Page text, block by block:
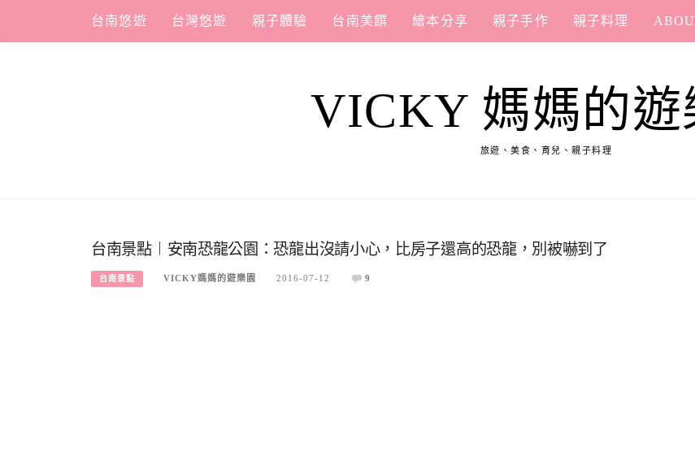
content
台南悠遊 台灣悠遊 親子體驗 台南美饌 繪本分享 親子手作 親子料理
VICKY 媽媽的遊
旅遊、美食、育兒、親子料理
台南景點︱安南恐龍公園：恐龍出沒請小心，比房子還高的恐龍，別被嚇到了
台南景點 VICKY媽媽的遊樂園 2016-07-12 9